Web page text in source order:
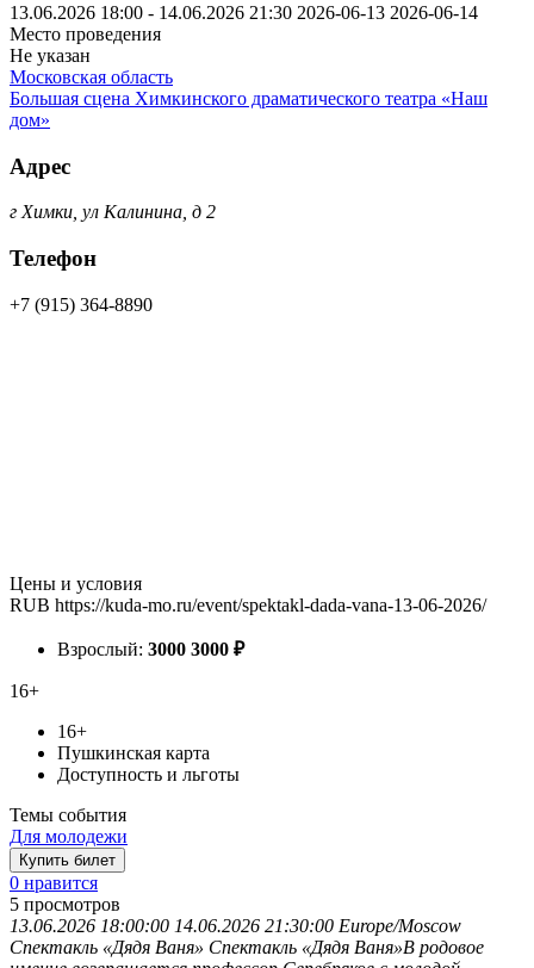
13.06.2026 18:00 - 14.06.2026 21:30 2026-06-13 2026-06-14
Место проведения
Не указан
Московская область
Большая сцена Химкинского драматического театра «Наш
дом»
Адрес
г Химки, ул Калинина, д 2
Телефон
+7 (915) 364-8890
Цены и условия
RUB https://kuda-mo.ru/event/spektakl-dada-vana-13-06-2026/
Взрослый: 3000 3000 ₽
16+
16+
Пушкинская карта
Доступность и льготы
Темы события
Для молодежи
Купить билет
0 нравится
5 просмотров
13.06.2026 18:00:00 14.06.2026 21:30:00 Europe/Moscow
Спектакль «Дядя Ваня» Спектакль «Дядя Ваня»В родовое